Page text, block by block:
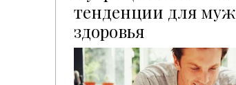
тенденции для
здоровья